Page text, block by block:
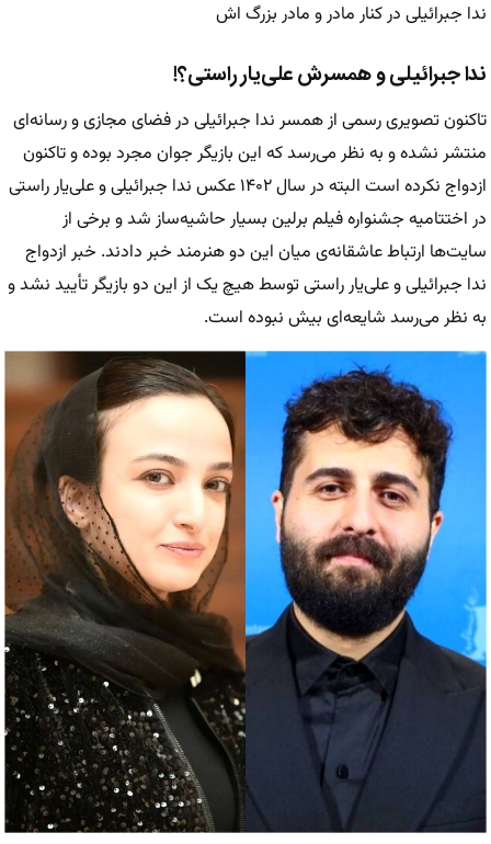
ندا جبرائیلی در کنار مادر و مادر بزرگ اش
ندا جبرائیلی و همسرش علی‌یار راستی؟!
تاکنون تصویری رسمی از همسر ندا جبرائیلی در فضای مجازی و رسانه‌ای
منتشر نشده و به نظر می‌رسد که این بازیگر جوان مجرد بوده و تاکنون
ازدواج نکرده است البته در سال ۱۴۰۲ عکس ندا جبرائیلی و علی‌یار راستی
در اختتامیه جشنواره فیلم برلین بسیار حاشیه‌ساز شد و برخی از
سایت‌ها ارتباط عاشقانه‌ی میان این دو هنرمند خبر دادند. خبر ازدواج
ندا جبرائیلی و علی‌یار راستی توسط هیچ یک از این دو بازیگر تأیید نشد و
به نظر می‌رسد شایعه‌ای بیش نبوده است.